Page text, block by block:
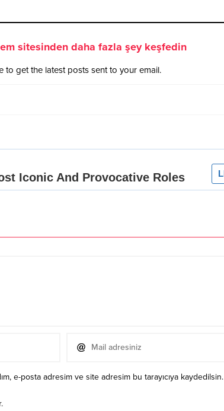
sitesinden daha fazla şey keşfedin
to get the latest posts sent to your email.
e-posta adresim ve site adresim bu tarayıcıya kaydedilsin.